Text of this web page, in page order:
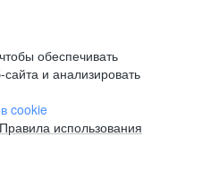
обеспечивать
и анализировать
cookie
Правила использования